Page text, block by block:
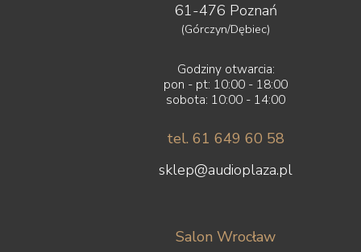
61-476 Poznań
(Górczyn/Dębiec)
Godziny otwarcia:
pon - pt: 10:00 - 18:00
sobota: 10:00 - 14:00
tel. 61 649 60 58
sklep@audioplaza.pl
Salon Wrocław